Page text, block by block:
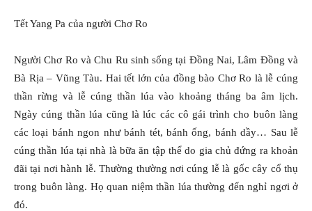
Tết Yang Pa của người Chơ Ro
Người Chơ Ro và Chu Ru sinh sống tại Ðồng Nai, Lâm Ðồng và
Bà Rịa – Vũng Tàu. Hai tết lớn của đồng bào Chơ Ro là lễ cúng
thần rừng và lễ cúng thần lúa vào khoảng tháng ba âm lịch.
Ngày cúng thần lúa cũng là lúc các cô gái trình cho buôn làng
các loại bánh ngon như bánh tét, bánh ống, bánh dầy… Sau lễ
cúng thần lúa tại nhà là bữa ăn tập thể do gia chủ đứng ra khoản
đãi tại nơi hành lễ. Thường thường nơi cúng lễ là gốc cây cổ thụ
trong buôn làng. Họ quan niệm thần lúa thường đến nghỉ ngơi ở
đó.